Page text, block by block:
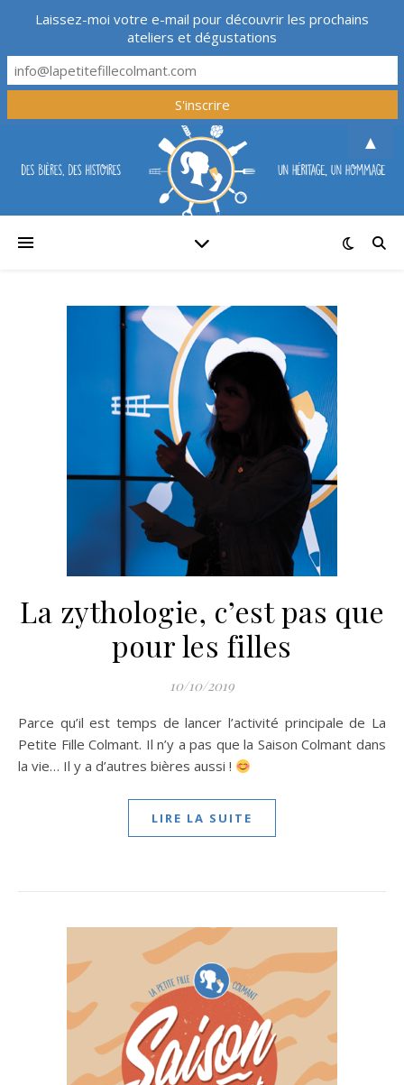
La zythologie, c’est pas que
pour les filles
10/10/2019
Parce qu’il est temps de lancer l’activité principale de La
Petite Fille Colmant. Il n’y a pas que la Saison Colmant dans
la vie… Il y a d’autres bières aussi !
LIRE LA SUITE
Laissez-moi votre e-mail pour découvrir les prochains
ateliers et dégustations
▲